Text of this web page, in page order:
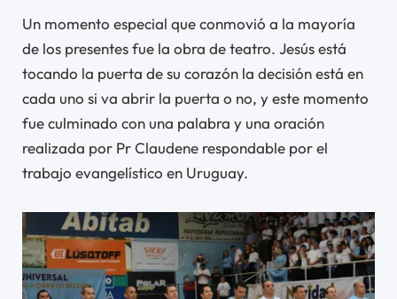
Un momento especial que conmovió a la mayoría
de los presentes fue la obra de teatro. Jesús está
tocando la puerta de su corazón la decisión está en
cada uno si va abrir la puerta o no, y este momento
fue culminado con una palabra y una oración
realizada por Pr Claudene respondable por el
trabajo evangelístico en Uruguay.